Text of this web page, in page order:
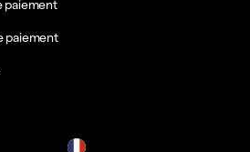
paiement
paiement